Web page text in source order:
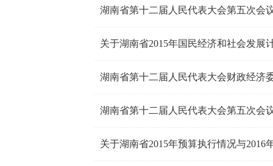
关于湖南省2015年国民经济和社会发展
关于湖南省2015年预算执行情况与2016